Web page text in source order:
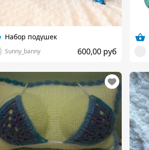
Набор подушек
Sunny_banny 600,00 руб